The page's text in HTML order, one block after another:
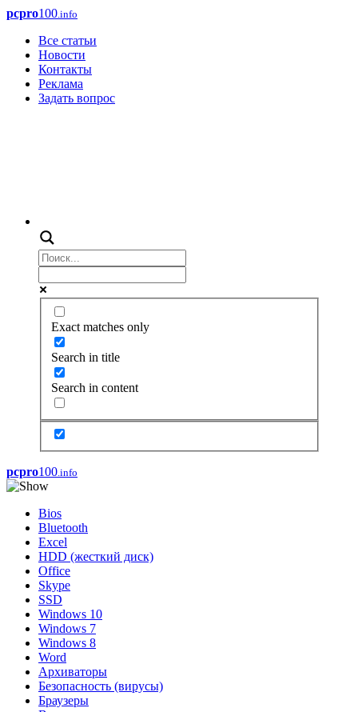
pcpro100.info
Все статьи
Новости
Контакты
Реклама
Задать вопрос
Exact matches only
Search in title
Search in content
pcpro100.info
Bios
Bluetooth
Excel
HDD (жесткий диск)
Office
Skype
SSD
Windows 10
Windows 7
Windows 8
Word
Архиваторы
Безопасность (вирусы)
Браузеры